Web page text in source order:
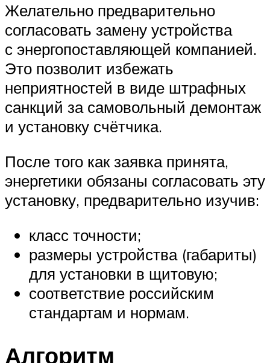
Желательно предварительно
согласовать замену устройства
с энергопоставляющей компанией.
Это позволит избежать
неприятностей в виде штрафных
санкций за самовольный демонтаж
и установку счётчика.
После того как заявка принята,
энергетики обязаны согласовать эту
установку, предварительно изучив:
класс точности;
размеры устройства (габариты)
для установки в щитовую;
соответствие российским
стандартам и нормам.
Алгоритм